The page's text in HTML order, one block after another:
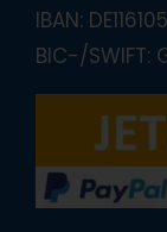
IBAN:
BIC-/SWIFT: